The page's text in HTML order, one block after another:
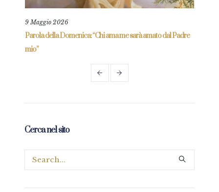
9 Maggio 2026
Parola della Domenica: “Chi ama me sarà amato dal Padre
mio”
Cerca nel sito